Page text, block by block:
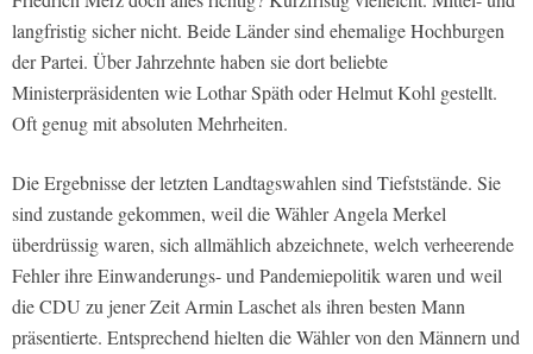
langfristig sicher nicht. Beide Länder sind ehemalige Hochburgen
der Partei. Über Jahrzehnte haben sie dort beliebte
Ministerpräsidenten wie Lothar Späth oder Helmut Kohl gestellt.
Oft genug mit absoluten Mehrheiten.
Die Ergebnisse der letzten Landtagswahlen sind Tiefststände. Sie
sind zustande gekommen, weil die Wähler Angela Merkel
überdrüssig waren, sich allmählich abzeichnete, welch verheerende
Fehler ihre Einwanderungs- und Pandemiepolitik waren und weil
die CDU zu jener Zeit Armin Laschet als ihren besten Mann
präsentierte. Entsprechend hielten die Wähler von den Männern und